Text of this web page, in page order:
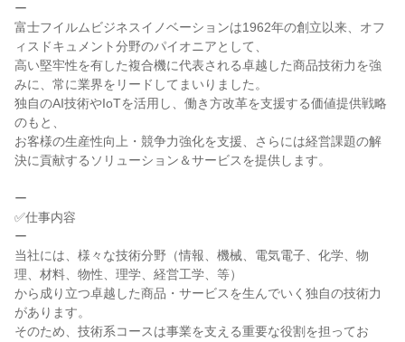
ー
富士フイルムビジネスイノベーションは1962年の創立以来、オフ
ィスドキュメント分野のパイオニアとして、
高い堅牢性を有した複合機に代表される卓越した商品技術力を強
みに、常に業界をリードしてまいりました。
独自のAI技術やIoTを活用し、働き方改革を支援する価値提供戦略
のもと、
お客様の生産性向上・競争力強化を支援、さらには経営課題の解
決に貢献するソリューション＆サービスを提供します。
ー
✅仕事内容
ー
当社には、様々な技術分野（情報、機械、電気電子、化学、物
理、材料、物性、理学、経営工学、等）
から成り立つ卓越した商品・サービスを生んでいく独自の技術力
があります。
そのため、技術系コースは事業を支える重要な役割を担ってお